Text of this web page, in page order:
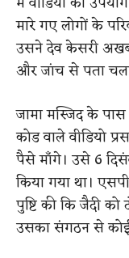
मारे गए लोगों के
उसने देव केसरी
और जांच से पता
जामा मस्जिद के
कोड वाले वीडियो
पैसे माँगे। उसे 6
किया गया था।
पुष्टि की कि जैदी
उसका संगठन से